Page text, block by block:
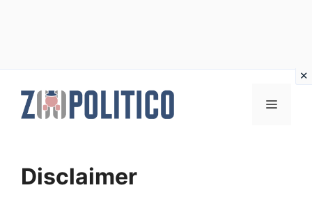
MENU
Disclaimer